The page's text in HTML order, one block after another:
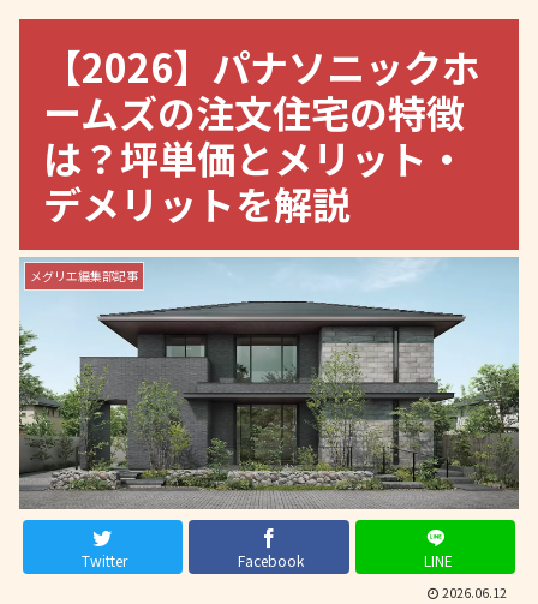
【2026】パナソニックホ
ームズの注文住宅の特徴
は？坪単価とメリット・
デメリットを解説
メグリエ編集部記事
Twitter Facebook LINE
2026.06.12